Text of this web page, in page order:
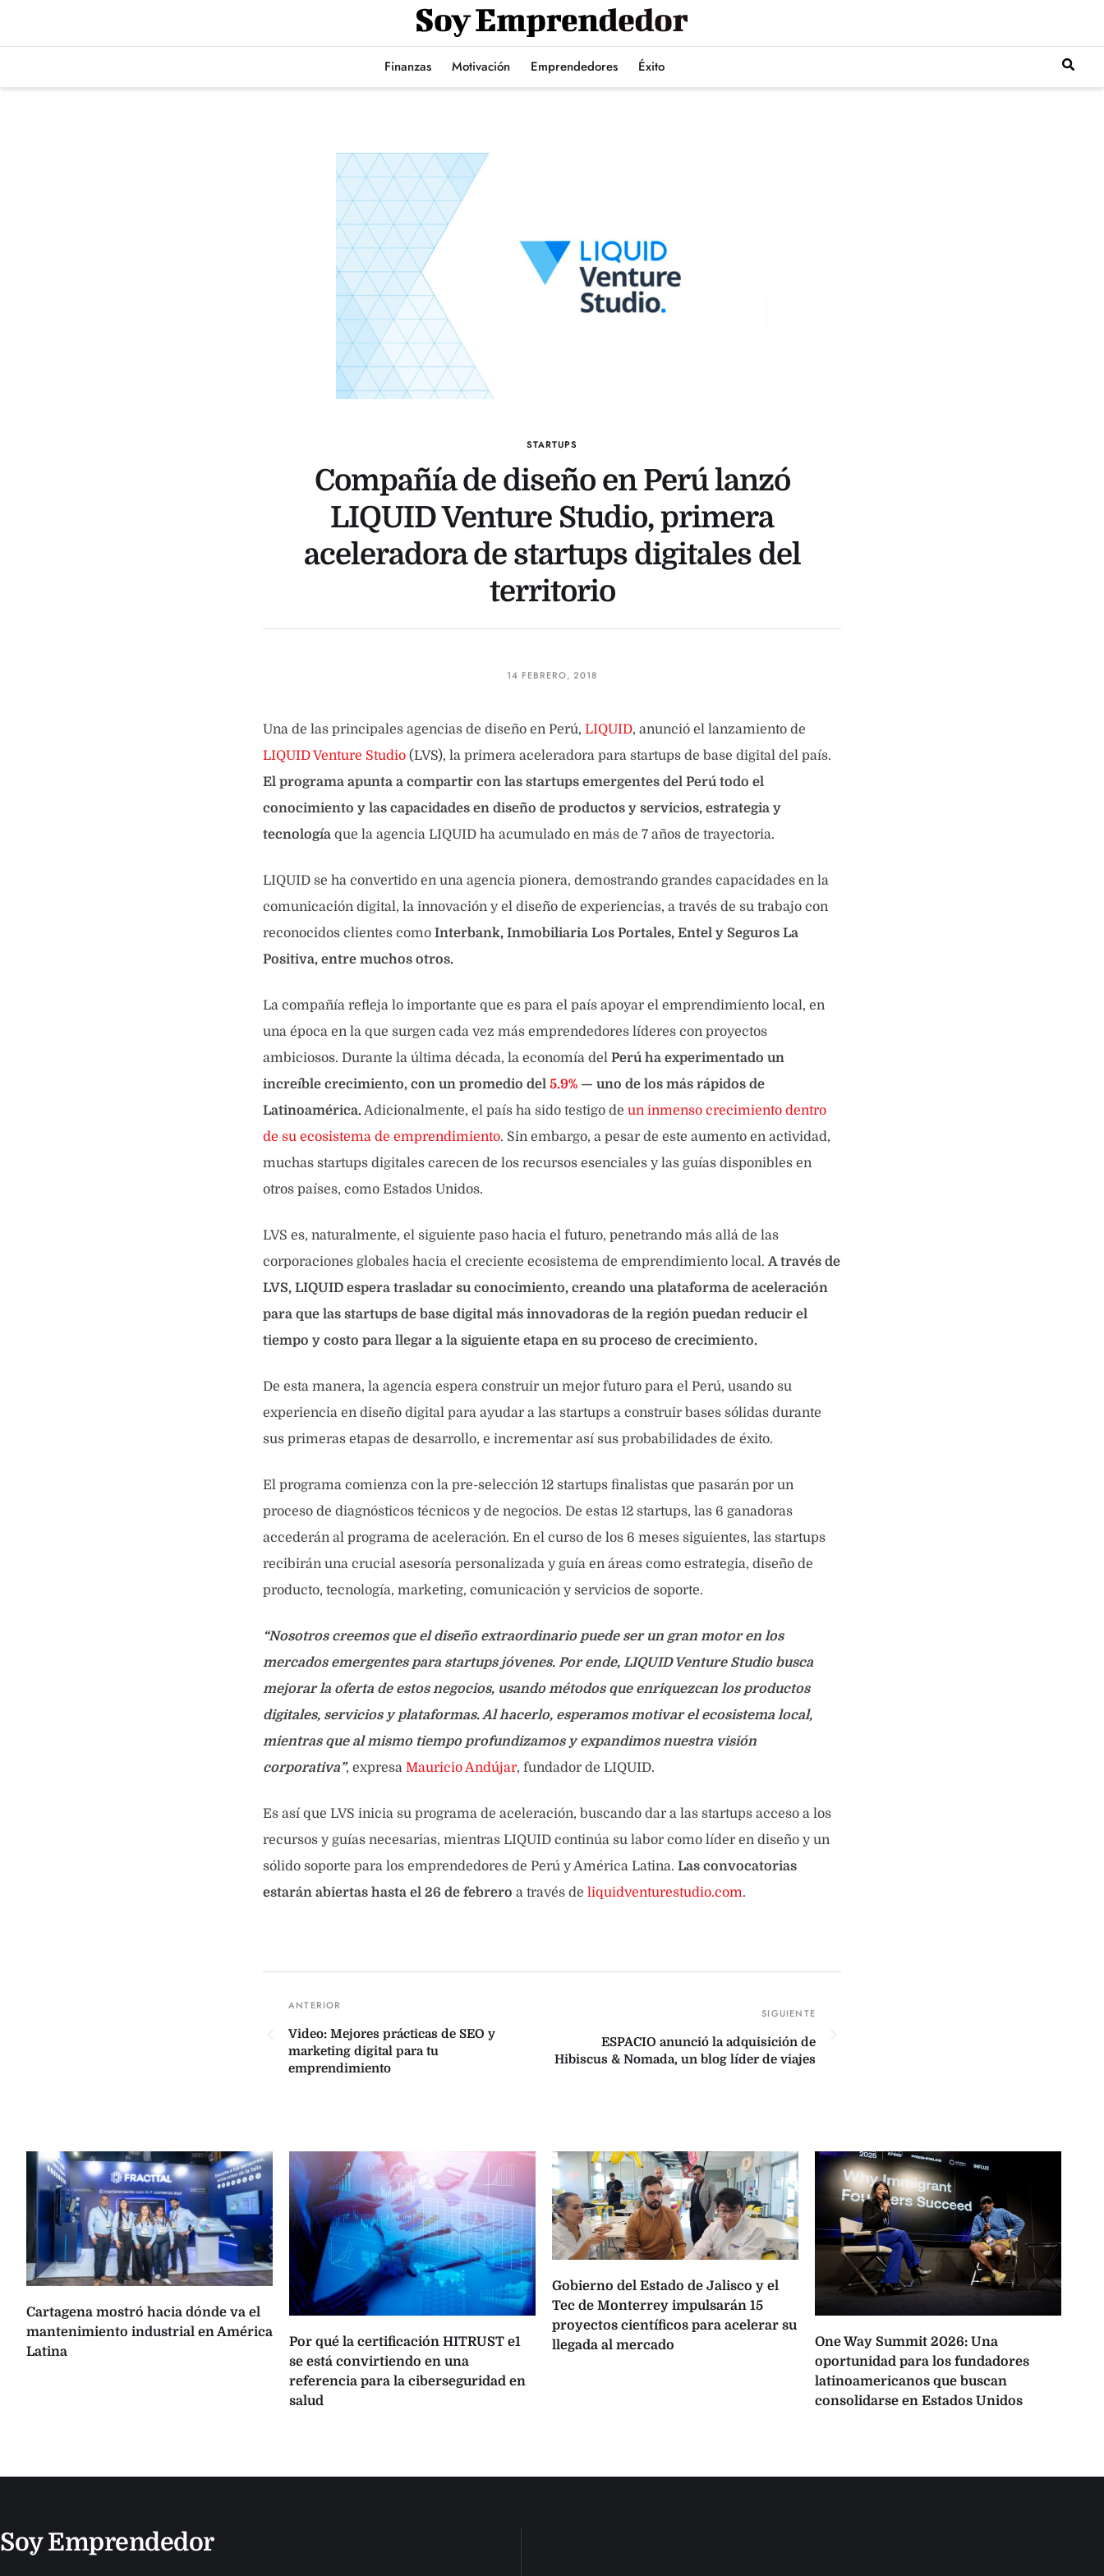
Finanzas Motivación Emprendedores Éxito
STARTUPS
Compañía de diseño en Perú lanzó
LIQUID Venture Studio, primera
aceleradora de startups digitales del
territorio
14 FEBRERO, 2018
Una de las principales agencias de diseño en Perú, LIQUID, anunció el lanzamiento de
LIQUID Venture Studio (LVS), la primera aceleradora para startups de base digital del país.
El programa apunta a compartir con las startups emergentes del Perú todo el
conocimiento y las capacidades en diseño de productos y servicios, estrategia y
tecnología que la agencia LIQUID ha acumulado en más de 7 años de trayectoria.
LIQUID se ha convertido en una agencia pionera, demostrando grandes capacidades en la
comunicación digital, la innovación y el diseño de experiencias, a través de su trabajo con
reconocidos clientes como Interbank, Inmobiliaria Los Portales, Entel y Seguros La
Positiva, entre muchos otros.
La compañía refleja lo importante que es para el país apoyar el emprendimiento local, en
una época en la que surgen cada vez más emprendedores líderes con proyectos
ambiciosos. Durante la última década, la economía del Perú ha experimentado un
increíble crecimiento, con un promedio del 5.9% — uno de los más rápidos de
Latinoamérica.Adicionalmente, el país ha sido testigo de un inmenso crecimiento dentro
de su ecosistema de emprendimiento. Sin embargo, a pesar de este aumento en actividad,
muchas startups digitales carecen de los recursos esenciales y las guías disponibles en
otros países, como Estados Unidos.
LVS es, naturalmente, el siguiente paso hacia el futuro, penetrando más allá de las
corporaciones globales hacia el creciente ecosistema de emprendimiento local.A través de
LVS, LIQUID espera trasladar su conocimiento, creando una plataforma de aceleración
para que las startups de base digital más innovadoras de la región puedan reducir el
tiempo y costo para llegar a la siguiente etapa en su proceso de crecimiento.
De esta manera, la agencia espera construir un mejor futuro para el Perú, usando su
experiencia en diseño digital para ayudar a las startups a construir bases sólidas durante
sus primeras etapas de desarrollo, e incrementar así sus probabilidades de éxito.
El programa comienza con la pre-selección 12 startups finalistas que pasarán por un
proceso de diagnósticos técnicos y de negocios. De estas 12 startups, las 6 ganadoras
accederán al programa de aceleración. En el curso de los 6 meses siguientes, las startups
recibirán una crucial asesoría personalizada y guía en áreas como estrategia, diseño de
producto, tecnología, marketing, comunicación y servicios de soporte.
“Nosotros creemos que el diseño extraordinario puede ser un gran motor en los
mercados emergentes para startups jóvenes. Por ende, LIQUID Venture Studio busca
mejorar la oferta de estos negocios, usando métodos que enriquezcan los productos
digitales, servicios y plataformas. Al hacerlo, esperamos motivar el ecosistema local,
mientras que al mismo tiempo profundizamos y expandimos nuestra visión
corporativa”, expresa Mauricio Andújar, fundador de LIQUID.
Es así que LVS inicia su programa de aceleración, buscando dar a las startups acceso a los
recursos y guías necesarias, mientras LIQUID continúa su labor como líder en diseño y un
sólido soporte para los emprendedores de Perú y América Latina. Las convocatorias
estarán abiertas hasta el 26 de febrero a través de liquidventurestudio.com.
Video: Mejores prácticas de SEO y
marketing digital para tu
emprendimiento
ESPACIO anunció la adquisición de
Hibiscus & Nomada, un blog líder de viajes
Cartagena mostró hacia dónde va el
mantenimiento industrial en América
Latina
Por qué la certificación HITRUST e1
se está convirtiendo en una
referencia para la ciberseguridad en
salud
Gobierno del Estado de Jalisco y el
Tec de Monterrey impulsarán 15
proyectos científicos para acelerar su
llegada al mercado
One Way Summit 2026: Una
oportunidad para los fundadores
latinoamericanos que buscan
consolidarse en Estados Unidos
Soy Emprendedor